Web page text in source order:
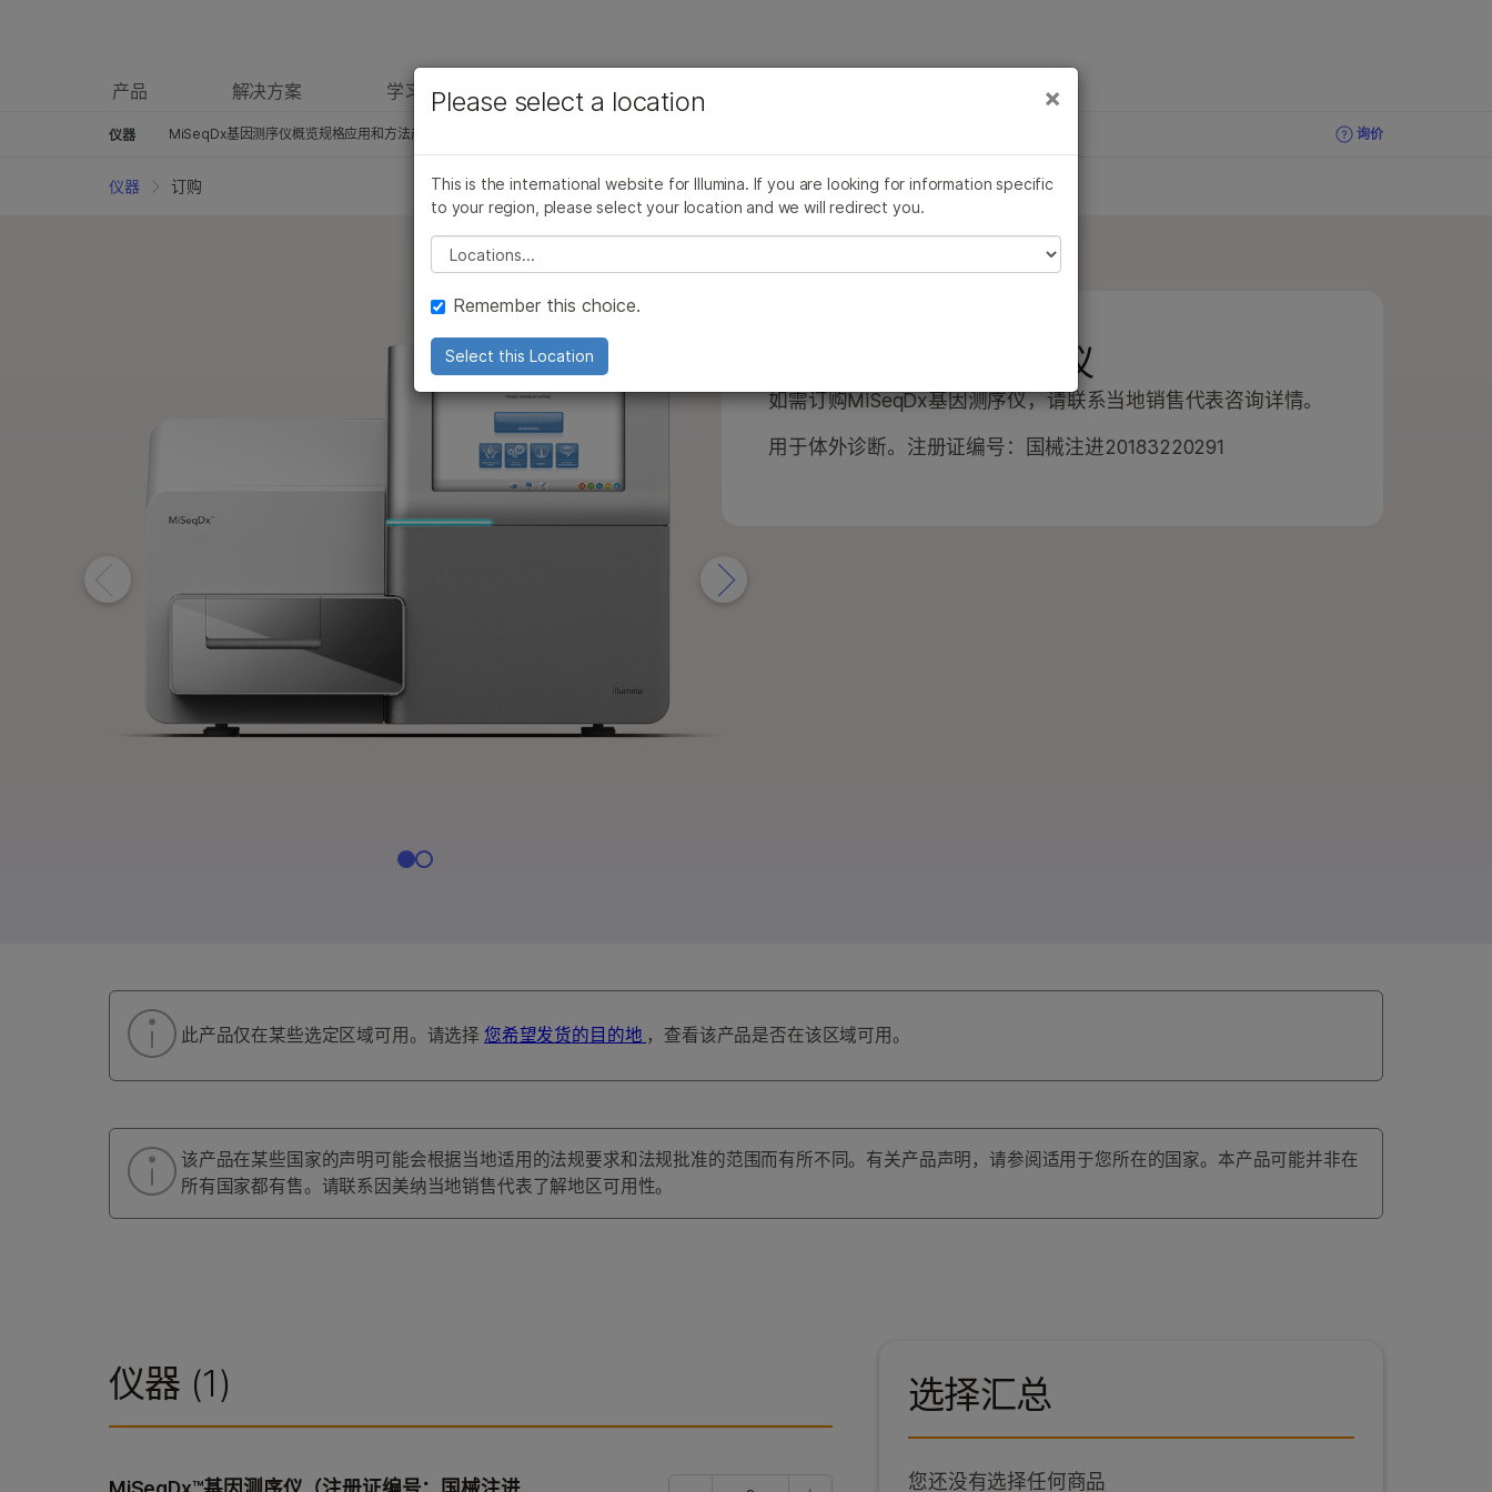
产品 解决方案 学习
仪器 MiSeqDx基因测序仪概览规格应用和方法产品和服务 询价
仪器 订购
MiSeqDx基因测序仪
如需订购MiSeqDx基因测序仪，请联系当地销售代表咨询详情。
用于体外诊断。注册证编号：国械注进20183220291
此产品仅在某些选定区域可用。请选择 您希望发货的目的地 ，查看该产品是否在该区域可用。
该产品在某些国家的声明可能会根据当地适用的法规要求和法规批准的范围而有所不同。有关产品声明，请参阅适用于您所在的国家。本产品可能并非在
所有国家都有售。请联系因美纳当地销售代表了解地区可用性。
仪器 (1) 选择汇总
您还没有选择任何商品
×
微生物学
农业基因组学
复杂疾病
生殖健康
遗传病和罕见病
×
Please select a location
This is the international website for Illumina. If you are looking for information specific
to your region, please select your location and we will redirect you.
Please select a location
Remember this choice.
Select this Location